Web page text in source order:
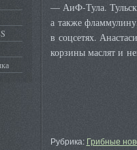
— АиФ-Тула.
а также
в соцсетях.
корзины маслят и
Рубрика: Грибные